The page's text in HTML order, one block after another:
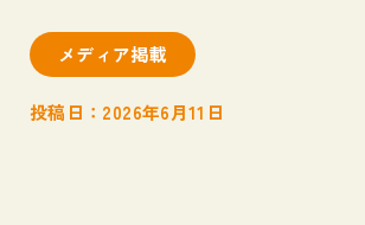
お知らせ
メディア掲載
投稿日：2026年6月11日